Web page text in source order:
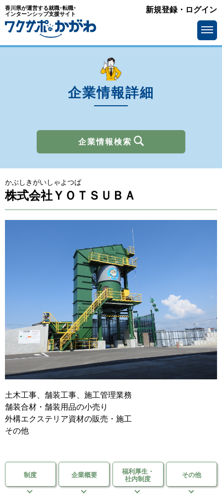
香川県が運営する就職･転職･
インターンシップ支援サイト
新規登録・ログイン
企業情報詳細
企業情報検索
業種を選ぶ
メーカー
求人情報 を選ぶ
で選ぶ
検索
閉じる
かぶしきがいしゃよつば
株式会社ＹＯＴＳＵＢＡ
土木工事、舗装工事、施工管理業務
舗装合材・舗装用品の小売り
外構エクステリア資材の販売・施工
その他
制度 企業概要
福利厚生・
社内制度
その他